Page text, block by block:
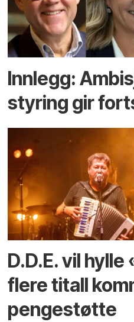
Innlegg:
styring gir
D.D.E. vil hylle
flere titall
pengestøtte